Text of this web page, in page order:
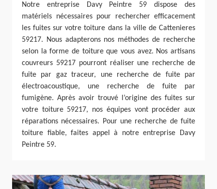
Notre entreprise Davy Peintre 59 dispose des
matériels nécessaires pour rechercher efficacement
les fuites sur votre toiture dans la ville de Cattenieres
59217. Nous adapterons nos méthodes de recherche
selon la forme de toiture que vous avez. Nos artisans
couvreurs 59217 pourront réaliser une recherche de
fuite par gaz traceur, une recherche de fuite par
électroacoustique, une recherche de fuite par
fumigène. Après avoir trouvé l’origine des fuites sur
votre toiture 59217, nos équipes vont procéder aux
réparations nécessaires. Pour une recherche de fuite
toiture fiable, faites appel à notre entreprise Davy
Peintre 59.